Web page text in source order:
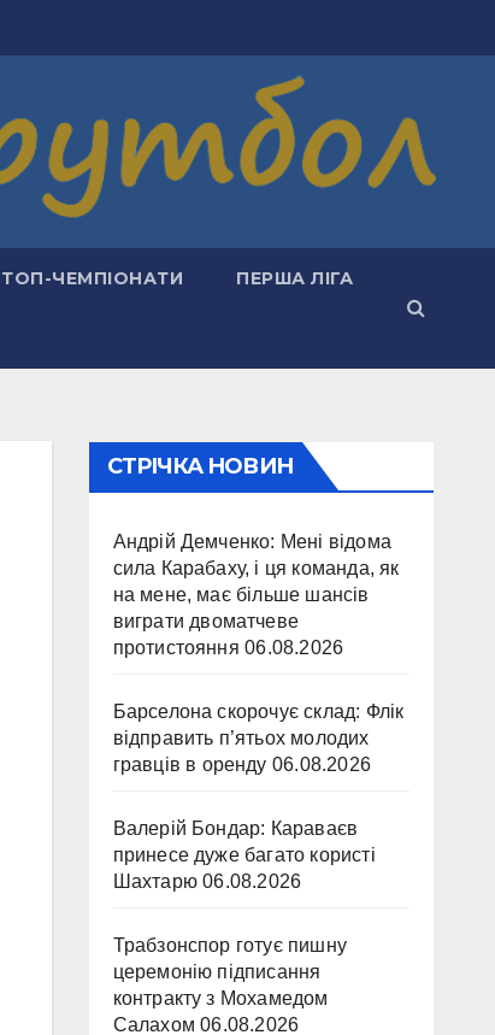
ТОП-ЧЕМПІОНАТИ ПЕРША ЛІГА
СТРІЧКА НОВИН
Андрій Демченко: Мені відома
сила Карабаху, і ця команда, як
на мене, має більше шансів
виграти двоматчеве
протистояння 06.08.2026
Барселона скорочує склад: Флік
відправить п’ятьох молодих
гравців в оренду 06.08.2026
Валерій Бондар: Караваєв
принесе дуже багато користі
Шахтарю 06.08.2026
Трабзонспор готує пишну
церемонію підписання
контракту з Мохамедом
Салахом 06.08.2026